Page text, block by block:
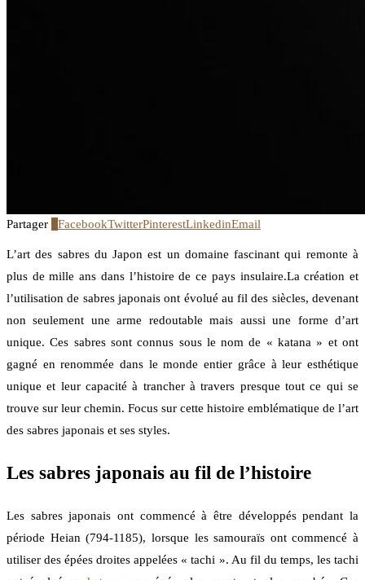
Partager FacebookTwitterPinterestLinkedinEmail
L’art des sabres du Japon est un domaine fascinant qui remonte à
plus de mille ans dans l’histoire de ce pays insulaire.La création et
l’utilisation de sabres japonais ont évolué au fil des siècles, devenant
non seulement une arme redoutable mais aussi une forme d’art
unique. Ces sabres sont connus sous le nom de « katana » et ont
gagné en renommée dans le monde entier grâce à leur esthétique
unique et leur capacité à trancher à travers presque tout ce qui se
trouve sur leur chemin. Focus sur cette histoire emblématique de l’art
des sabres japonais et ses styles.
Les sabres japonais au fil de l’histoire
Les sabres japonais ont commencé à être développés pendant la
période Heian (794-1185), lorsque les samouraïs ont commencé à
utiliser des épées droites appelées « tachi ». Au fil du temps, les tachi